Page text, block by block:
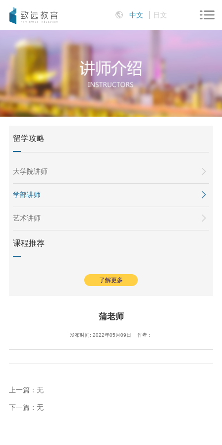
中文 日文
留学攻略
大学院讲师
学部讲师
艺术讲师
课程推荐
了解更多
蒲老师
发布时间: 2022年05月09日 作者：
上一篇：无
下一篇：无